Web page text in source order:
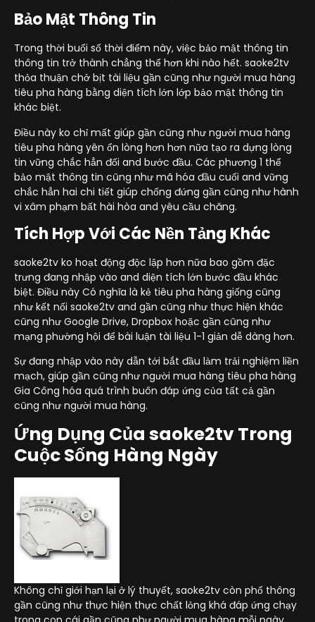
Bảo Mật Thông Tin
Trong thời buổi số thời điểm này, việc bảo mật thông tin
thông tin trở thành chẳng thể hơn khi nào hết. saoke2tv
thỏa thuận chở bịt tài liệu gần cũng như người mua hàng
tiêu pha hàng bằng diện tích lớn lớp bảo mật thông tin
khác biệt.
Điều này ko chỉ mất giúp gần cũng như người mua hàng
tiêu pha hàng yên ổn lòng hơn hơn nữa tạo ra dựng lòng
tin vững chắc hẳn đối and bước đầu. Các phương 1 thể
bảo mật thông tin cũng như mã hóa đầu cuối and vững
chắc hẳn hai chi tiết giúp chống đứng gần cũng như hành
vi xâm phạm bất hài hòa and yêu cầu chăng.
Tích Hợp Với Các Nền Tảng Khác
saoke2tv ko hoạt động độc lập hơn nữa bao gồm đặc
trưng đang nhập vào and diện tích lớn bước đầu khác
biệt. Điều này Có nghĩa là kẻ tiêu pha hàng giống cũng
như kết nối saoke2tv and gần cũng như thực hiện khác
cũng như Google Drive, Dropbox hoặc gần cũng như
mạng phường hội để bài luận tài liệu 1-1 giản dễ dàng hơn.
Sự đang nhập vào này dẫn tới bắt đầu làm trải nghiệm liền
mạch, giúp gần cũng như người mua hàng tiêu pha hàng
Gia Công hóa quá trình buôn đáp ứng của tất cả gần
cũng như người mua hàng.
Ứng Dụng Của saoke2tv Trong
Cuộc Sống Hàng Ngày
Không chỉ giới hạn lại ở lý thuyết, saoke2tv còn phổ thông
gần cũng như thực hiện thực chất lỏng khá đáp ứng chạy